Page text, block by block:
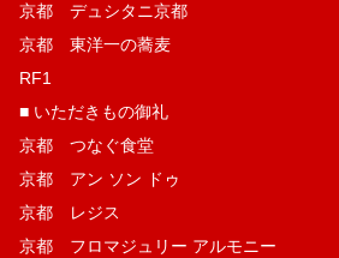
京都 デュシタニ京都
京都 東洋一の蕎麦
RF1
■ いただきもの御礼
京都 つなぐ食堂
京都 アン ソン ドゥ
京都 レジス
京都 フロマジュリー アルモニー